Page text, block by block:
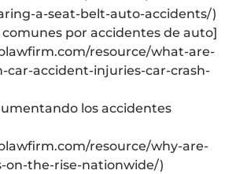
a-seat-belt-auto-accidents/)
comunes por accidentes de auto]
resource/what-are-
accident-injuries-car-crash-
los accidentes
resource/why-are-
on-the-rise-nationwide/)